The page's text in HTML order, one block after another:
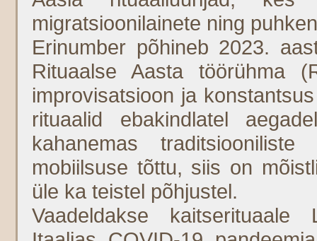
migratsioonilainete ning
Erinumber põhineb 2023.
Rituaalse Aasta töörühma
improvisatsioon ja
rituaalid ebakindlatel
kahanemas
mobiilsuse tõttu, siis on
üle ka teistel põhjustel.
Vaadeldakse kaitserituaale